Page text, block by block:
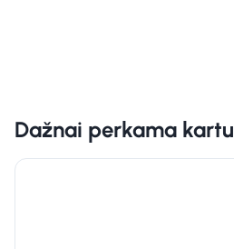
Dažnai perkama kartu